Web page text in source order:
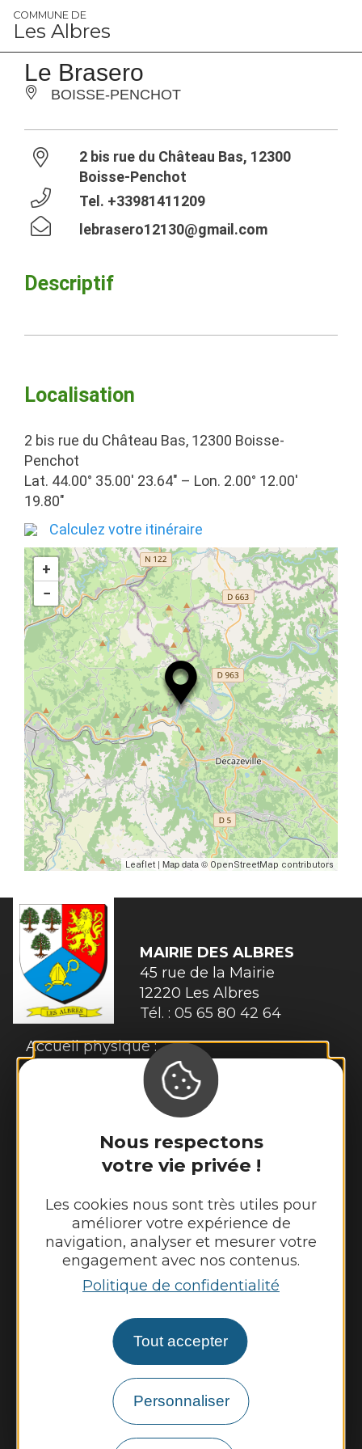
Panneau de gestion des cookies
Nous respectons
votre vie privée !
Les cookies nous sont très utiles pour
améliorer votre expérience de
navigation, analyser et mesurer votre
engagement avec nos contenus.
Politique de confidentialité
Tout accepter
Personnaliser
COMMUNE DE
Les Albres
Le Brasero
BOISSE-PENCHOT
2 bis rue du Château Bas, 12300
Boisse-Penchot
Tel. +33981411209
lebrasero12130@gmail.com
Descriptif
Localisation
2 bis rue du Château Bas, 12300 Boisse-
Penchot
Lat. 44.00° 35.00′ 23.64″ – Lon. 2.00° 12.00′
19.80″
Calculez votre itinéraire
+
−
Leaflet | Map data © OpenStreetMap contributors
MAIRIE DES ALBRES
45 rue de la Mairie
12220 Les Albres
Tél. : 05 65 80 42 64
Accueil physique :
Du lundi au vendredi 9h00 à 12h00
Accueil téléphonique :
13h30 à 17h30
Mercredi de 9h00 à 12h00
Vendredi de 9h00 à 12h00 et de 13h30 à
Nous contacter
Vie municipale